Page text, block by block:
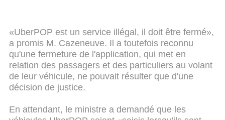
«UberPOP est un service illégal, il doit être fermé»,
a promis M. Cazeneuve. Il a toutefois reconnu
qu'une fermeture de l'application, qui met en
relation des passagers et des particuliers au volant
de leur véhicule, ne pouvait résulter que d'une
décision de justice.
En attendant, le ministre a demandé que les